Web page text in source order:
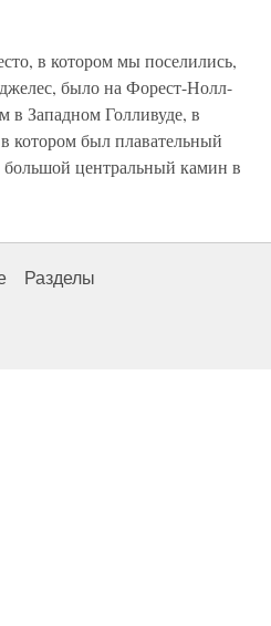
в котором мы поселились,
было на Форест-Нолл-
в Западном Голливуде, в
котором был плавательный
большой центральный камин в
Разделы